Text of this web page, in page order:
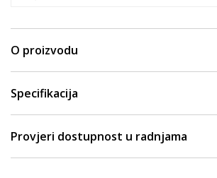
O proizvodu
Specifikacija
Provjeri dostupnost u radnjama